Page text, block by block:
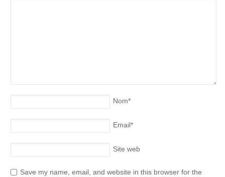
Nom*
Email*
Site web
Save my name, email, and website in this browser for the